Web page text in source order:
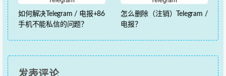
如何解决Telegram / 电报+86
手机不能私信的问题？
怎么删除（注销）Telegram /
电报？